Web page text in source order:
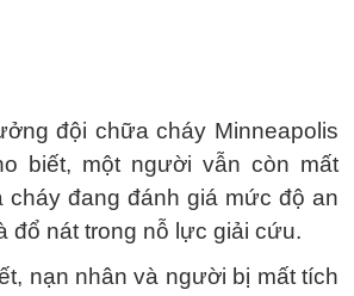
đội chữa cháy Minneapolis
biết, một người vẫn còn mất
cháy đang đánh giá mức độ an
đổ nát trong nỗ lực giải cứu.
nạn nhân và người bị mất tích